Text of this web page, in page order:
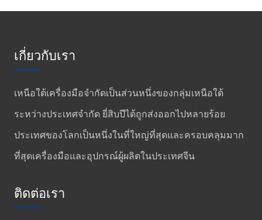
เกี่ยวกับเรา
เหนือใต้เครื่องมือจำกัดเป็นส่วนหนึ่งของกลุ่มเหนือใต้
ระหว่างประเทศจำกัด ยี่สิบปีได้ถูกส่งออกไปหลายร้อย
ประเทศของโลกเป็นหนึ่งในที่ใหญ่ที่สุดและครอบคลุมมาก
ที่สุดเครื่องมือและอุปกรณ์ผู้ผลิตในประเทศจีน
ติดต่อเรา